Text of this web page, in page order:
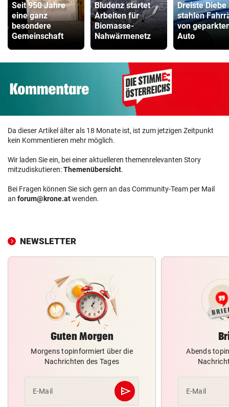
Seit 950 Jahre
eine ganz
besondere
Gemeinschaft
Bludenz startet
Arbeiten für
Biomasse-
Nahwärmenetz
Dreiste Diebe
stahlen
von
Auto
Da dieser Artikel älter als 18 Monate ist, ist zum jetzigen Zeitpunkt
kein Kommentieren mehr möglich.
Wir laden Sie ein, bei einer aktuelleren themenrelevanten Story
mitzudiskutieren:Themenübersicht.
Bei Fragen können Sie sich gern an das Community-Team per Mail
an forum@krone.atwenden.
NEWSLETTER
Guten Morgen
Morgens topinformiert über die
Nachrichten des Tages
E-Mail send
Abschicken
Abends
E-Mail